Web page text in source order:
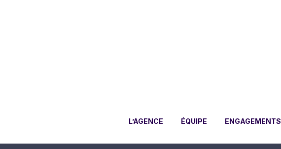
L’AGENCE ÉQUIPE ENGAGEMENTS